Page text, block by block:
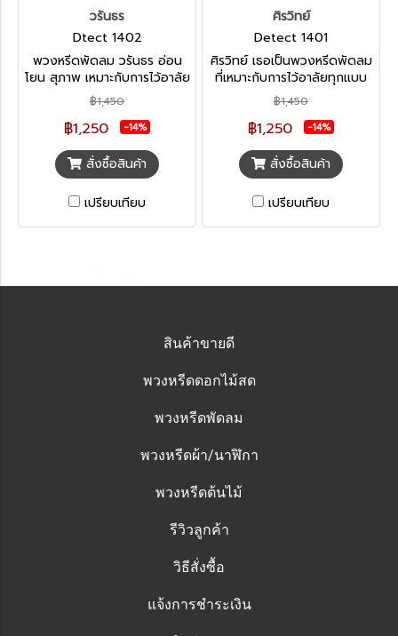
วรันธร
Dtect 1402
พวงหรีดพัดลม วรันธร อ่อน
โยน สุภาพ เหมาะกับการไว้อาลัย
ทุกแบบ ตอบโจทย์ความ
ต้องการแม้กำหนดงานจะมีเวลา
ยาวนาน หมดปัญหาดอกไม้เหี่ยว
หลังเสร็จงานยังมีประโยชน์กับ
ส่วนรวม
฿1,450
฿1,250 -14%
สั่งซื้อสินค้า
เปรียบเทียบ
ศิรวิทย์
Detect 1401
ศิรวิทย์ เธอเป็นพวงหรีดพัดลม
ที่เหมาะกับการไว้อาลัยทุกแบบ
ได้อานิสงค์ผลบุญทั้งผู้ให้และ
ผู้รับ หมดปัญเรื่องน้ำเข้าตัว
พัดลม ดอกไม้ไม่เหี่ยวเฉา ยัง
ศพ
฿1,450
฿1,250 -14%
สั่งซื้อสินค้า
เปรียบเทียบ
สินค้าขายดี
พวงหรีดดอกไม้สด
พวงหรีดพัดลม
พวงหรีดผ้า/นาฬิกา
พวงหรีดต้นไม้
รีวิวลูกค้า
วิธีสั่งซื้อ
แจ้งการชำระเงิน